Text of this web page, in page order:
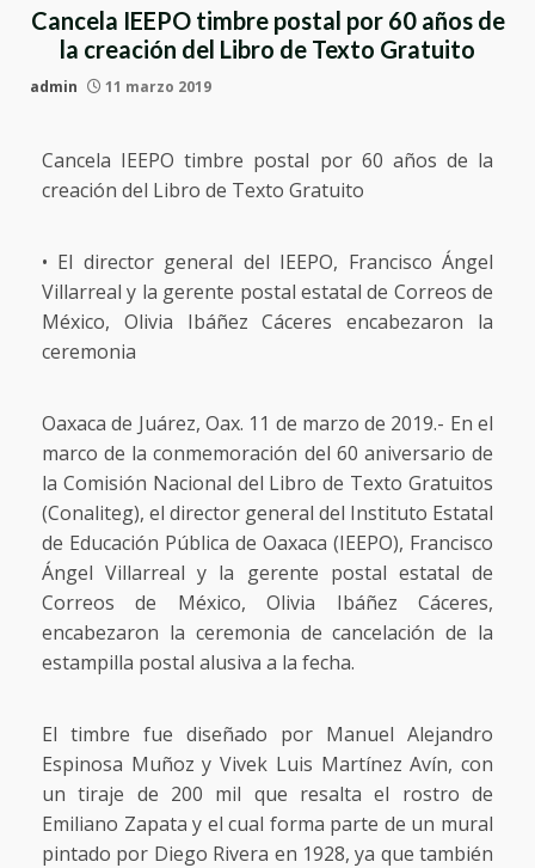
Cancela IEEPO timbre postal por 60 años de
la creación del Libro de Texto Gratuito
admin 11 marzo 2019
Cancela IEEPO timbre postal por 60 años de la
creación del Libro de Texto Gratuito
• El director general del IEEPO, Francisco Ángel
Villarreal y la gerente postal estatal de Correos de
México, Olivia Ibáñez Cáceres encabezaron la
ceremonia
Oaxaca de Juárez, Oax. 11 de marzo de 2019.- En el
marco de la conmemoración del 60 aniversario de
la Comisión Nacional del Libro de Texto Gratuitos
(Conaliteg), el director general del Instituto Estatal
de Educación Pública de Oaxaca (IEEPO), Francisco
Ángel Villarreal y la gerente postal estatal de
Correos de México, Olivia Ibáñez Cáceres,
encabezaron la ceremonia de cancelación de la
estampilla postal alusiva a la fecha.
El timbre fue diseñado por Manuel Alejandro
Espinosa Muñoz y Vivek Luis Martínez Avín, con
un tiraje de 200 mil que resalta el rostro de
Emiliano Zapata y el cual forma parte de un mural
pintado por Diego Rivera en 1928, ya que también